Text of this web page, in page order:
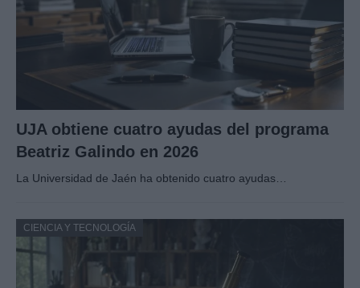
UJA obtiene cuatro ayudas del programa
Beatriz Galindo en 2026
La Universidad de Jaén ha obtenido cuatro ayudas…
CIENCIA Y TECNOLOGÍA